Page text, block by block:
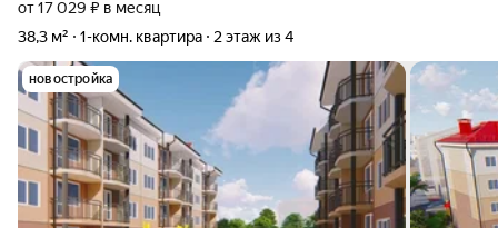
от 17 029 ₽ в месяц
38,3 м²
1-комн. квартира 2 этаж из 4
новостройка